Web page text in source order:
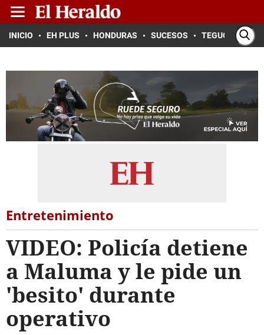
INICIO EH PLUS HONDURAS SUCESOS TEGUCIGALPA
Entretenimiento
VIDEO: Policía detiene
a Maluma y le pide un
'besito' durante
operativo